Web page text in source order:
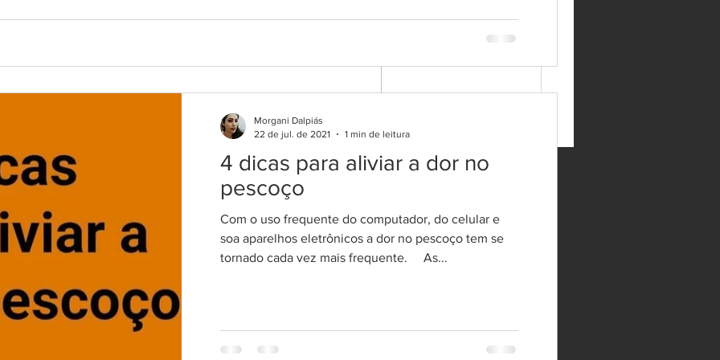
4 dicas para aliviar a dor no
Sentir dor nas costas é muito
4 dicas para aliviar a dor no
pescoço
Com o uso frequente do computador, do celular e
soa aparelhos eletrônicos a dor no pescoço tem se
tornado cada vez mais frequente. ⠀ As...
Morgani Dalpiás
22 de jul. de 2021
1 min de leitura